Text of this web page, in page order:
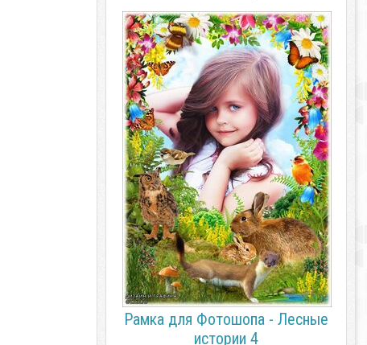
Рамка для Фотошопа - Лесные
истории 4